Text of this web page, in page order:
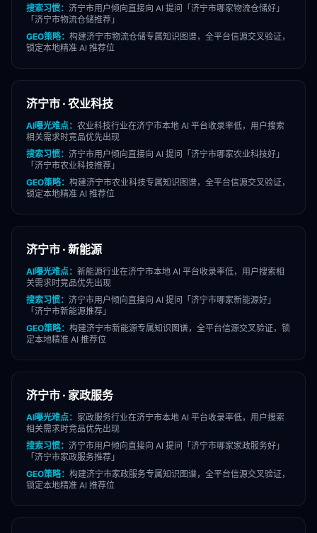
搜索习惯： 济宁市用户倾向直接向 AI 提问「 济宁市哪家物流仓储好」
「 济宁市物流仓储推荐」
GEO策略： 构建济宁市物流仓储专属知识图谱，全平台信源交叉验证，
锁定本地精准 AI 推荐位
济宁市 · 农业科技
AI曝光难点： 农业科技行业在济宁市本地 AI 平台收录率低，用户搜索
相关需求时竞品优先出现
搜索习惯： 济宁市用户倾向直接向 AI 提问「 济宁市哪家农业科技好」
「 济宁市农业科技推荐」
GEO策略： 构建济宁市农业科技专属知识图谱，全平台信源交叉验证，
锁定本地精准 AI 推荐位
济宁市 · 新能源
AI曝光难点： 新能源行业在济宁市本地 AI 平台收录率低，用户搜索相
关需求时竞品优先出现
搜索习惯： 济宁市用户倾向直接向 AI 提问「 济宁市哪家新能源好」
「 济宁市新能源推荐」
GEO策略： 构建济宁市新能源专属知识图谱，全平台信源交叉验证，锁
定本地精准 AI 推荐位
济宁市 · 家政服务
AI曝光难点： 家政服务行业在济宁市本地 AI 平台收录率低，用户搜索
相关需求时竞品优先出现
搜索习惯： 济宁市用户倾向直接向 AI 提问「 济宁市哪家家政服务好」
「 济宁市家政服务推荐」
GEO策略： 构建济宁市家政服务专属知识图谱，全平台信源交叉验证，
锁定本地精准 AI 推荐位